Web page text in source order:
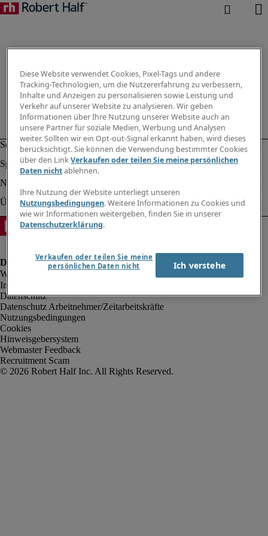
Impressum
Datenschutz
Datenschutz Arbeitnehmer/Zeitarbeitskräfte
Nutzungsbedingungen
Cookies
Hinweisgebersystem
Webmaster Feedback
Recruitment Scam
Diese Website verwendet Cookies, Pixel-Tags und andere
Tracking-Technologien, um die Nutzererfahrung zu verbessern,
Inhalte und Anzeigen zu personalisieren sowie Leistung und
Verkehr auf unserer Website zu analysieren. Wir geben
Informationen über Ihre Nutzung unserer Website auch an
unsere Partner für soziale Medien, Werbung und Analysen
weiter. Sollten wir ein Opt-out-Signal erkannt haben, wird dieses
berücksichtigt. Sie können die Verwendung bestimmter Cookies
über den LinkVerkaufen oder teilen Sie meine persönlichen
Daten nichtablehnen.
Ihre Nutzung der Website unterliegt unseren
Nutzungsbedingungen. Weitere Informationen zu Cookies und
wie wir Informationen weitergeben, finden Sie in unserer
Datenschutzerklärung.
Verkaufen oder teilen Sie meine
persönlichen Daten nicht
Ich verstehe